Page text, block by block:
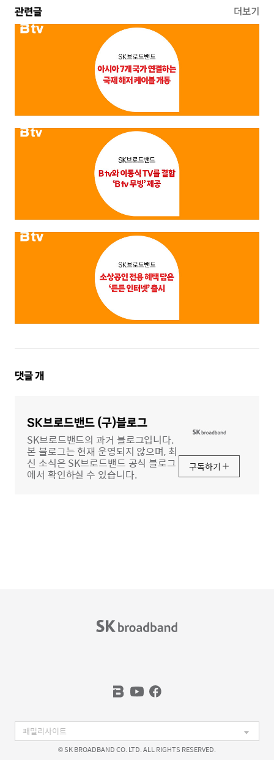
관련글 더보기
댓
댓글개
SK브로드밴드 (구)블로그
SK브로드밴드의 과거 블로그입니다.
본 블로그는 현재 운영되지 않으며, 최
신 소식은 SK브로드밴드 공식 블로그
에서 확인하실 수 있습니다.
구독하기
© SK BROADBAND CO. LTD. ALL RIGHTS RESERVED.